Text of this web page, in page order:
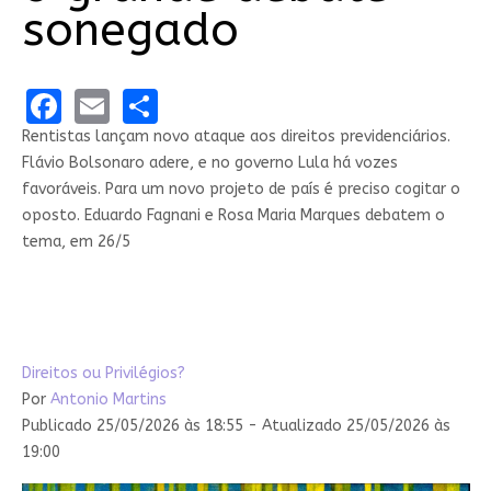
sonegado
Facebook
EmailShare
Rentistas lançam novo ataque aos direitos previdenciários.
Flávio Bolsonaro adere, e no governo Lula há vozes
favoráveis. Para um novo projeto de país é preciso cogitar o
oposto. Eduardo Fagnani e Rosa Maria Marques debatem o
tema, em 26/5
Direitos ou Privilégios?
Por Antonio Martins
Publicado 25/05/2026 às 18:55 - Atualizado 25/05/2026 às
19:00